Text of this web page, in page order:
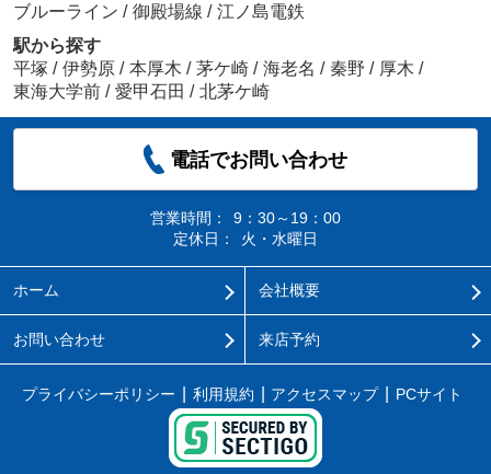
ブルーライン / 御殿場線 / 江ノ島電鉄
駅から探す
平塚 / 伊勢原 / 本厚木 / 茅ケ崎 / 海老名 / 秦野 / 厚木 /
東海大学前 / 愛甲石田 / 北茅ケ崎
電話でお問い合わせ
営業時間：
9：30～19：00
定休日：
火・水曜日
ホーム 会社概要
お問い合わせ 来店予約
プライバシーポリシー 利用規約 アクセスマップ PCサイト